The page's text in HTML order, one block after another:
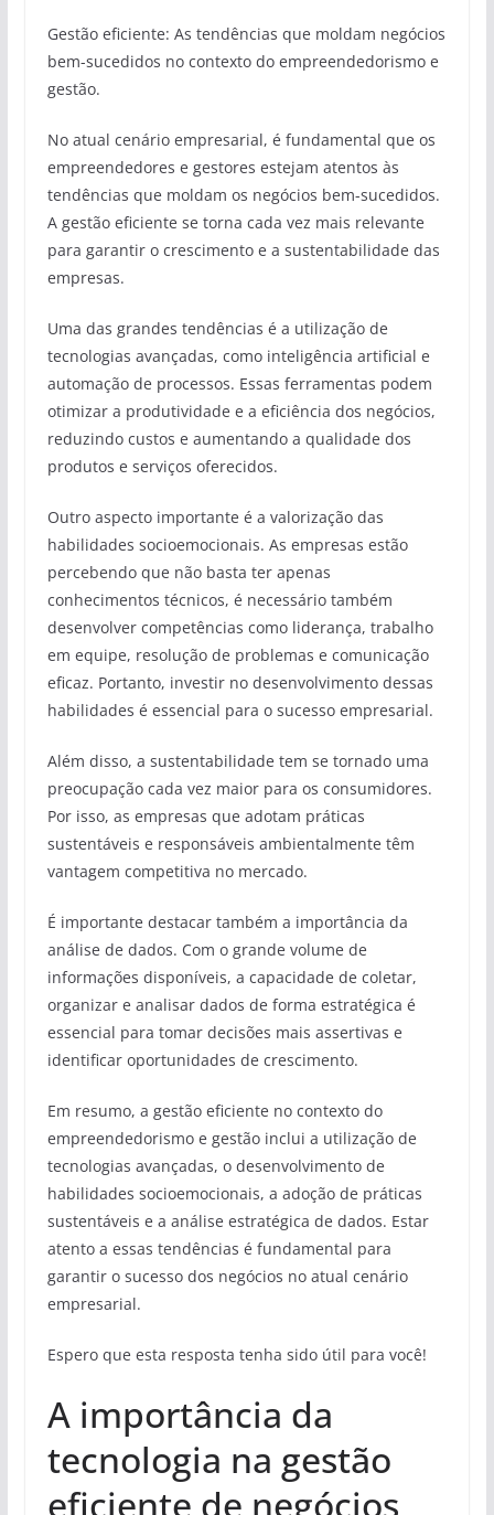
Gestão eficiente: As tendências que moldam negócios
bem-sucedidos no contexto do empreendedorismo e
gestão.
No atual cenário empresarial, é fundamental que os
empreendedores e gestores estejam atentos às
tendências que moldam os negócios bem-sucedidos.
A gestão eficiente se torna cada vez mais relevante
para garantir o crescimento e a sustentabilidade das
empresas.
Uma das grandes tendências é a utilização de
tecnologias avançadas, como inteligência artificial e
automação de processos. Essas ferramentas podem
otimizar a produtividade e a eficiência dos negócios,
reduzindo custos e aumentando a qualidade dos
produtos e serviços oferecidos.
Outro aspecto importante é a valorização das
habilidades socioemocionais. As empresas estão
percebendo que não basta ter apenas
conhecimentos técnicos, é necessário também
desenvolver competências como liderança, trabalho
em equipe, resolução de problemas e comunicação
eficaz. Portanto, investir no desenvolvimento dessas
habilidades é essencial para o sucesso empresarial.
Além disso, a sustentabilidade tem se tornado uma
preocupação cada vez maior para os consumidores.
Por isso, as empresas que adotam práticas
sustentáveis e responsáveis ambientalmente têm
vantagem competitiva no mercado.
É importante destacar também a importância da
análise de dados. Com o grande volume de
informações disponíveis, a capacidade de coletar,
organizar e analisar dados de forma estratégica é
essencial para tomar decisões mais assertivas e
identificar oportunidades de crescimento.
Em resumo, a gestão eficiente no contexto do
empreendedorismo e gestão inclui a utilização de
tecnologias avançadas, o desenvolvimento de
habilidades socioemocionais, a adoção de práticas
sustentáveis e a análise estratégica de dados. Estar
atento a essas tendências é fundamental para
garantir o sucesso dos negócios no atual cenário
empresarial.
Espero que esta resposta tenha sido útil para você!
A importância da
tecnologia na gestão
eficiente de negócios